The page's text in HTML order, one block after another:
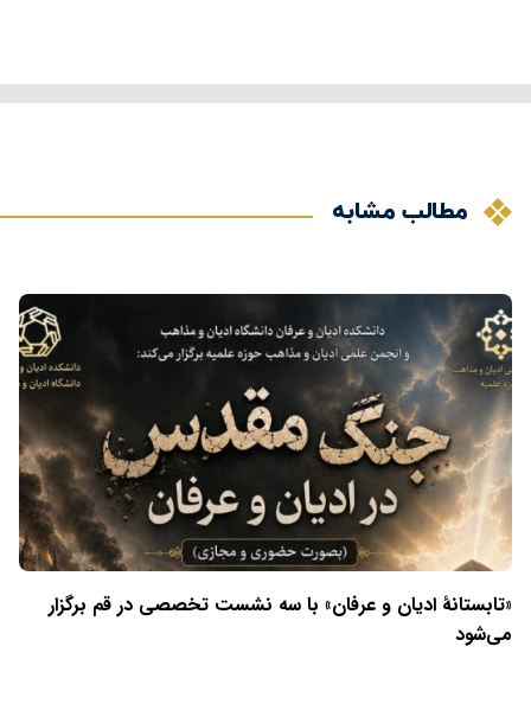
مطالب مشابه
«تابستانهٔ ادیان و عرفان» با سه نشست تخصصی در قم برگزار
می‌شود